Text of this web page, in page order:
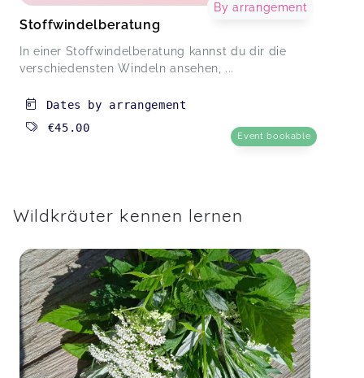
Stoffwindelberatung
In einer Stoffwindelberatung kannst du dir die
verschiedensten Windeln ansehen, ...
By arrangement
Dates by arrangement
€45.00
Event bookable
Wildkräuter kennen lernen